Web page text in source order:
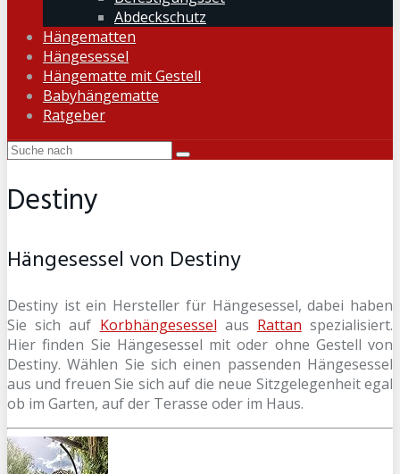
Abdeckschutz
Hängematten
Hängesessel
Hängematte mit Gestell
Babyhängematte
Ratgeber
Destiny
Hängesessel von Destiny
Destiny ist ein Hersteller für Hängesessel, dabei haben
Sie sich auf Korbhängesessel aus Rattan spezialisiert.
Hier finden Sie Hängesessel mit oder ohne Gestell von
Destiny. Wählen Sie sich einen passenden Hängesessel
aus und freuen Sie sich auf die neue Sitzgelegenheit egal
ob im Garten, auf der Terasse oder im Haus.